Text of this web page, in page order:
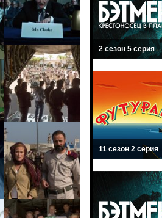
2 сезон 5 серия
11 сезон 2 серия